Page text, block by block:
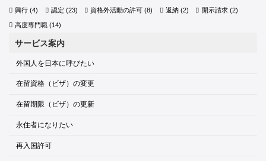
興行 (4) 認定 (23) 資格外活動の許可 (8) 返納(2) 開示請求(2)
高度専門職 (14)
サービス案内
外国人を日本に呼びたい
在留資格（ビザ）の変更
在留期限（ビザ）の更新
永住者になりたい
再入国許可